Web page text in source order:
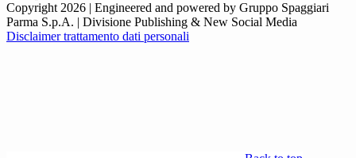
Copyright 2026 | Engineered and powered by Gruppo Spaggiari
Parma S.p.A. | Divisione Publishing & New Social Media
Disclaimer trattamento dati personali